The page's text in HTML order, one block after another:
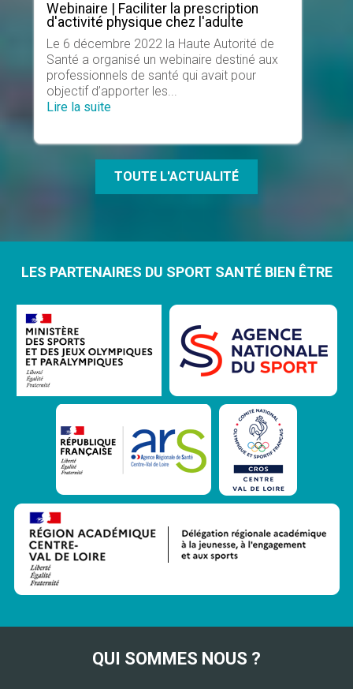
Webinaire | Faciliter la prescription
d'activité physique chez l'adulte
Le 6 décembre 2022 la Haute Autorité de
Santé a organisé un webinaire destiné aux
professionnels de santé qui avait pour
objectif d’apporter les...
Lire la suite
TOUTE L'ACTUALITÉ
LES PARTENAIRES DU SPORT SANTÉ BIEN ÊTRE
QUI SOMMES NOUS ?